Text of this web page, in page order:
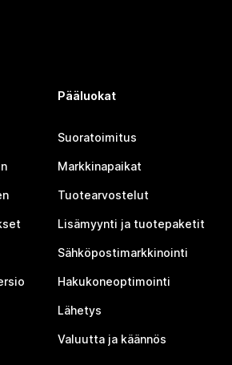
Pääluokat
Suoratoimitus
Markkinapaikat
Tuotearvostelut
Lisämyynti ja tuotepaketit
Sähköpostimarkkinointi
Hakukoneoptimointi
Lähetys
Valuutta ja käännös